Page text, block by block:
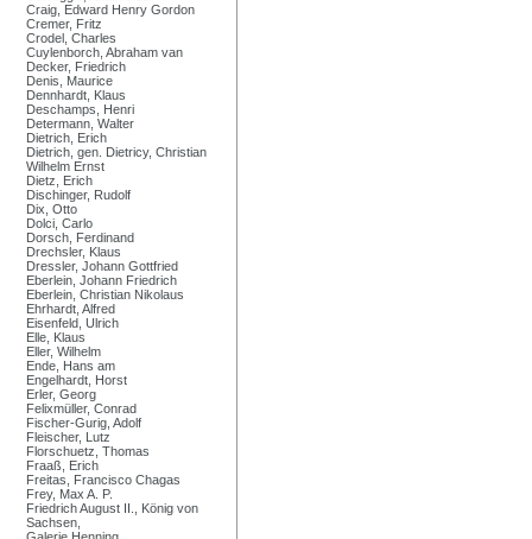
Craig, Edward Henry Gordon
Cremer, Fritz
Crodel, Charles
Cuylenborch, Abraham van
Decker, Friedrich
Denis, Maurice
Dennhardt, Klaus
Deschamps, Henri
Determann, Walter
Dietrich, Erich
Dietrich, gen. Dietricy, Christian
Wilhelm Ernst
Dietz, Erich
Dischinger, Rudolf
Dix, Otto
Dolci, Carlo
Dorsch, Ferdinand
Drechsler, Klaus
Dressler, Johann Gottfried
Eberlein, Johann Friedrich
Eberlein, Christian Nikolaus
Ehrhardt, Alfred
Eisenfeld, Ulrich
Elle, Klaus
Eller, Wilhelm
Ende, Hans am
Engelhardt, Horst
Erler, Georg
Felixmüller, Conrad
Fischer-Gurig, Adolf
Fleischer, Lutz
Florschuetz, Thomas
Fraaß, Erich
Freitas, Francisco Chagas
Frey, Max A. P.
Friedrich August II., König von
Sachsen,